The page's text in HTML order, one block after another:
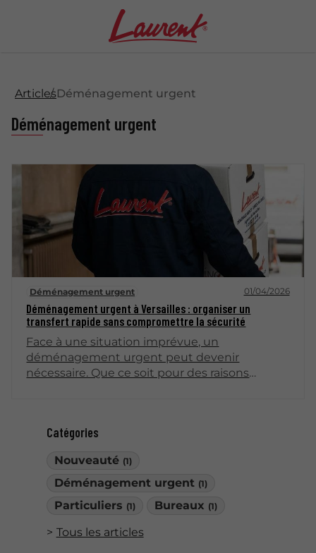
Catégories
Nouveauté (1)
Déménagement urgent (1)
Particuliers (1) Bureaux (1)
Tous les articles
ArticlesDéménagement urgent
Déménagement urgent
Déménagement urgent 01/04/2026
Déménagement urgent à Versailles : organiser un
transfert rapide sans compromettre la sécurité
Face à une situation imprévue, un
déménagement urgent peut devenir
nécessaire. Que ce soit pour des raisons
article explore les différentes étapes pour
Versailles, en abordant les aspects logistiques,
humains et matériels.